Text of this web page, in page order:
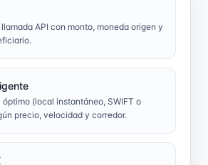
API con monto, moneda origen y
óptimo (local instantáneo, SWIFT o
precio, velocidad y corredor.